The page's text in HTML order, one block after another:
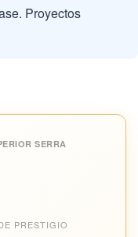
Proyectos
SERRA
PRESTIGIO